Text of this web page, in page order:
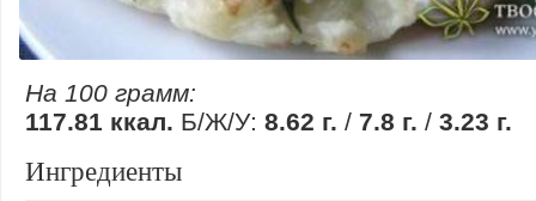
На 100 грамм:
117.81 ккал. Б/Ж/У: 8.62 г. / 7.8 г. / 3.23 г.
Ингредиенты